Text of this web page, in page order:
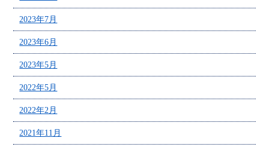
2023年7月
2023年6月
2023年5月
2022年5月
2022年2月
2021年11月